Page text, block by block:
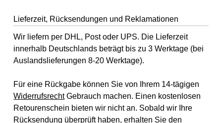
Lieferzeit, Rücksendungen und Reklamationen
Wir liefern per DHL, Post oder UPS. Die Lieferzeit
innerhalb Deutschlands beträgt bis zu 3 Werktage (bei
Auslandslieferungen 8-20 Werktage).
Für eine Rückgabe können Sie von Ihrem 14-tägigen
WiderrufsrechtGebrauch machen. Einen kostenlosen
Retourenschein bieten wir nicht an. Sobald wir Ihre
Rücksendung überprüft haben, erhalten Sie den